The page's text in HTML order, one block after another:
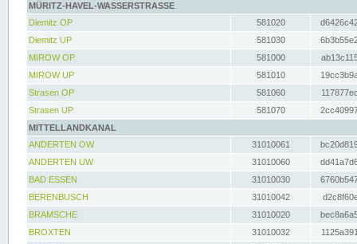
MÜRITZ-HAVEL-WASSERSTRASSE
Diemitz OP
581020
Diemitz UP
581030
MIROW OP
581000
MIROW UP
581010
Strasen OP
581060
Strasen UP
581070
MITTELLANDKANAL
ANDERTEN OW
31010061
ANDERTEN UW
31010060
BAD ESSEN
31010030
BERENBUSCH
31010042
BRAMSCHE
31010020
BROXTEN
31010032